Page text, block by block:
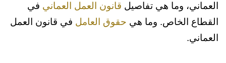
العماني، وما هي تفاصيل قانون العمل العماني في
القطاع الخاص. وما هي حقوق العامل في قانون العمل
العماني.